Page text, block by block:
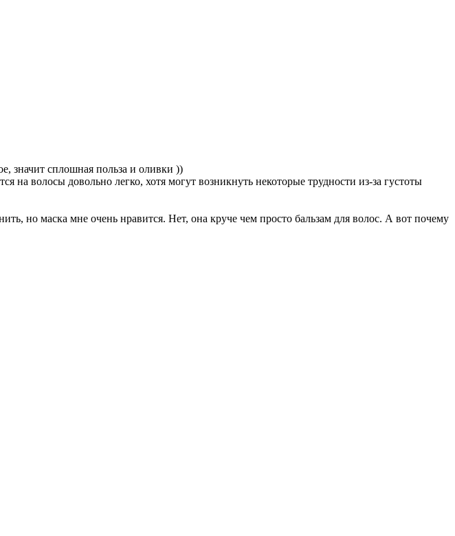
значит сплошная польза и оливки ))
волосы довольно легко, хотя могут возникнуть некоторые трудности из-за густоты
но маска мне очень нравится. Нет, она круче чем просто бальзам для волос. А вот почему